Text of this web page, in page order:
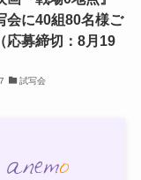
会に40組80名様ご
募締切：8月19
試写会